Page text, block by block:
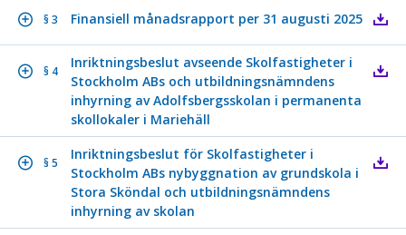
§ 3 Finansiell månadsrapport per 31 augusti 2025
§ 4
Inriktningsbeslut avseende Skolfastigheter i
Stockholm ABs och utbildningsnämndens
inhyrning av Adolfsbergsskolan i permanenta
skollokaler i Mariehäll
§ 5
Inriktningsbeslut för Skolfastigheter i
Stockholm ABs nybyggnation av grundskola i
Stora Sköndal och utbildningsnämndens
inhyrning av skolan